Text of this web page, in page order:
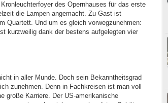
des Opernhauses für das erste
die Lampen angemacht. Zu Gast ist
Quartett. Und um es gleich vorwegzunehmen:
kurzweilig dank der bestens aufgelegten vier
in aller Munde. Doch sein Bekanntheitsgrad
zunehmen. Denn in Fachkreisen ist man voll
große Karriere. Der US-amerikanische